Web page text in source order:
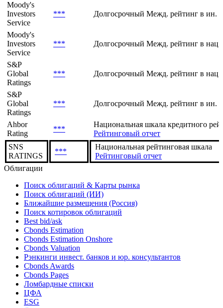
Moody's
Investors
Service
*** Долгосрочный Межд. рейтинг в ин.
Moody's
Investors
Service
*** Долгосрочный Межд. рейтинг в нац.
S&P
Global
Ratings
*** Долгосрочный Межд. рейтинг в нац.
S&P
Global
Ratings
*** Долгосрочный Межд. рейтинг в ин.
Ahbor
Rating
***
Национальная шкала кредитного
Рейтинговый отчет
SNS
RATINGS
***
Национальная рейтинговая шкала
Рейтинговый отчет
Облигации
Поиск облигаций & Карты рынка
Поиск облигаций (ИИ)
Ближайшие размещения (Россия)
Поиск котировок облигаций
Best bid/ask
Cbonds Estimation
Cbonds Estimation Onshore
Cbonds Valuation
Рэнкинги инвест. банков и юр. консультантов
Cbonds Awards
Cbonds Pages
Ломбардные списки
ЦФА
ESG